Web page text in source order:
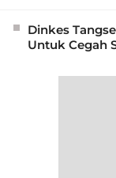
Dinkes
Untuk Cegah